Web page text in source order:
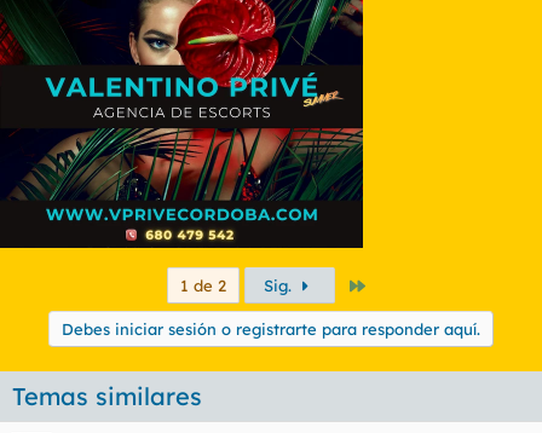
1 de 2 Sig.
Debes iniciar sesión o registrarte para responder aquí.
Temas similares